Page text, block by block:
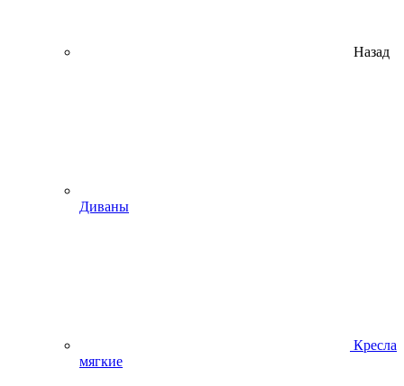
Назад
Диваны
Кресла
мягкие